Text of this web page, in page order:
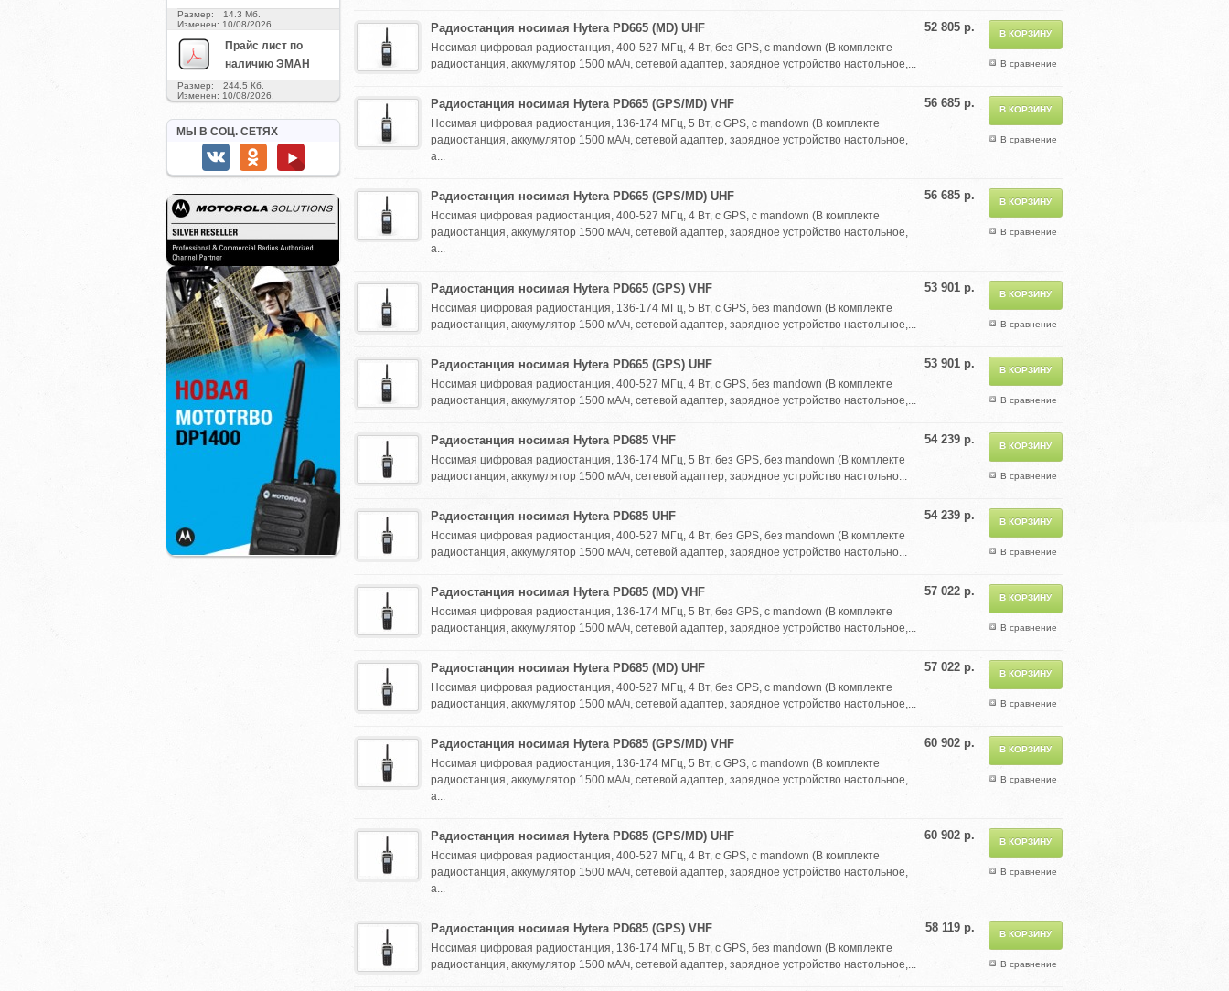
Размер: 14.3 Мб.
Изменен: 10/08/2026.
Прайс лист по
наличию ЭМАН
Размер: 244.5 Кб.
Изменен: 10/08/2026.
МЫ В СОЦ. СЕТЯХ
В сравнение
52 805 р.
Радиостанция носимая Hytera PD665 (MD) UHF
Носимая цифровая радиостанция, 400-527 МГц, 4 Вт, без GPS, с mandown (В комплекте
радиостанция, аккумулятор 1500 мА/ч, сетевой адаптер, зарядное устройство настольное,...
В сравнение
56 685 р.
Радиостанция носимая Hytera PD665 (GPS/MD) VHF
Носимая цифровая радиостанция, 136-174 МГц, 5 Вт, с GPS, с mandown (В комплекте
радиостанция, аккумулятор 1500 мА/ч, сетевой адаптер, зарядное устройство настольное,
а...
В сравнение
56 685 р.
Радиостанция носимая Hytera PD665 (GPS/MD) UHF
Носимая цифровая радиостанция, 400-527 МГц, 4 Вт, с GPS, с mandown (В комплекте
радиостанция, аккумулятор 1500 мА/ч, сетевой адаптер, зарядное устройство настольное,
а...
В сравнение
53 901 р.
Радиостанция носимая Hytera PD665 (GPS) VHF
Носимая цифровая радиостанция, 136-174 МГц, 5 Вт, с GPS, без mandown (В комплекте
радиостанция, аккумулятор 1500 мА/ч, сетевой адаптер, зарядное устройство настольное,...
В сравнение
53 901 р.
Радиостанция носимая Hytera PD665 (GPS) UHF
Носимая цифровая радиостанция, 400-527 МГц, 4 Вт, с GPS, без mandown (В комплекте
радиостанция, аккумулятор 1500 мА/ч, сетевой адаптер, зарядное устройство настольное,...
В сравнение
54 239 р.
Радиостанция носимая Hytera PD685 VHF
Носимая цифровая радиостанция, 136-174 МГц, 5 Вт, без GPS, без mandown (В комплекте
радиостанция, аккумулятор 1500 мА/ч, сетевой адаптер, зарядное устройство настольно...
В сравнение
54 239 р.
Радиостанция носимая Hytera PD685 UHF
Носимая цифровая радиостанция, 400-527 МГц, 4 Вт, без GPS, без mandown (В комплекте
радиостанция, аккумулятор 1500 мА/ч, сетевой адаптер, зарядное устройство настольно...
В сравнение
57 022 р.
Радиостанция носимая Hytera PD685 (MD) VHF
Носимая цифровая радиостанция, 136-174 МГц, 5 Вт, без GPS, с mandown (В комплекте
радиостанция, аккумулятор 1500 мА/ч, сетевой адаптер, зарядное устройство настольное,...
В сравнение
57 022 р.
Радиостанция носимая Hytera PD685 (MD) UHF
Носимая цифровая радиостанция, 400-527 МГц, 4 Вт, без GPS, с mandown (В комплекте
радиостанция, аккумулятор 1500 мА/ч, сетевой адаптер, зарядное устройство настольное,...
В сравнение
60 902 р.
Радиостанция носимая Hytera PD685 (GPS/MD) VHF
Носимая цифровая радиостанция, 136-174 МГц, 5 Вт, с GPS, с mandown (В комплекте
радиостанция, аккумулятор 1500 мА/ч, сетевой адаптер, зарядное устройство настольное,
а...
В сравнение
60 902 р.
Радиостанция носимая Hytera PD685 (GPS/MD) UHF
Носимая цифровая радиостанция, 400-527 МГц, 4 Вт, с GPS, с mandown (В комплекте
радиостанция, аккумулятор 1500 мА/ч, сетевой адаптер, зарядное устройство настольное,
а...
В сравнение
58 119 р.
Радиостанция носимая Hytera PD685 (GPS) VHF
Носимая цифровая радиостанция, 136-174 МГц, 5 Вт, с GPS, без mandown (В комплекте
радиостанция, аккумулятор 1500 мА/ч, сетевой адаптер, зарядное устройство настольное,...